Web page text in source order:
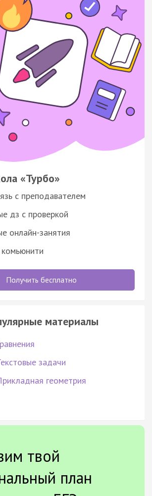
«Турбо»
с преподавателем
дз с проверкой
онлайн-занятия
Получить бесплатно
материалы
задачи
геометрия
твой
план